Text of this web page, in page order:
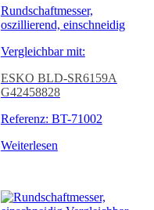
Rundschaftmesser,
oszillierend, einschneidig
Vergleichbar mit:
ESKO BLD-SR6159A
G42458828
Referenz: BT-71002
Weiterlesen